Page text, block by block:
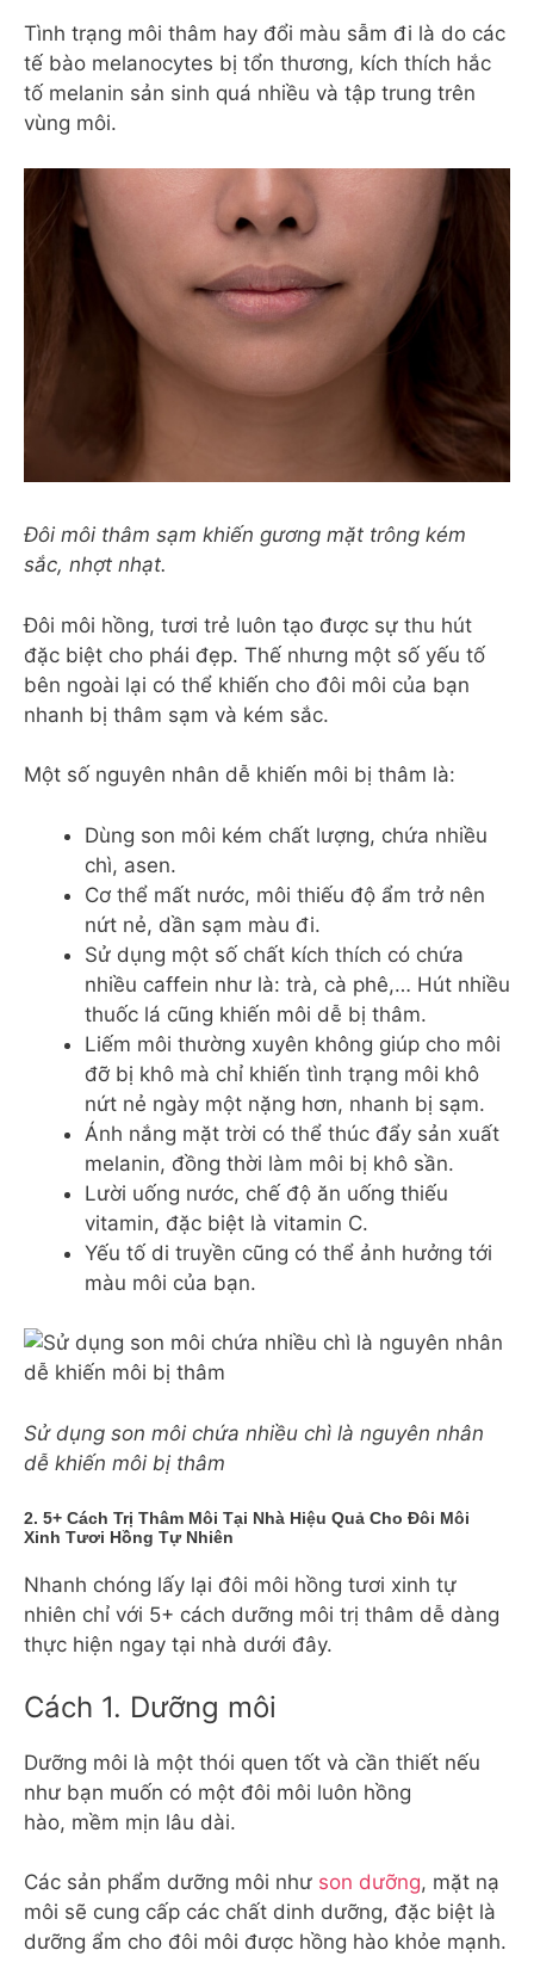
Tình trạng môi thâm hay đổi màu sẫm đi là do các
tế bào melanocytes bị tổn thương, kích thích hắc
tố melanin sản sinh quá nhiều và tập trung trên
vùng môi.
Đôi môi thâm sạm khiến gương mặt trông kém
sắc, nhợt nhạt.
Đôi môi hồng, tươi trẻ luôn tạo được sự thu hút
đặc biệt cho phái đẹp. Thế nhưng một số yếu tố
bên ngoài lại có thể khiến cho đôi môi của bạn
nhanh bị thâm sạm và kém sắc.
Một số nguyên nhân dễ khiến môi bị thâm là:
Dùng son môi kém chất lượng, chứa nhiều
chì, asen.
Cơ thể mất nước, môi thiếu độ ẩm trở nên
nứt nẻ, dần sạm màu đi.
Sử dụng một số chất kích thích có chứa
nhiều caffein như là: trà, cà phê,… Hút nhiều
thuốc lá cũng khiến môi dễ bị thâm.
Liếm môi thường xuyên không giúp cho môi
đỡ bị khô mà chỉ khiến tình trạng môi khô
nứt nẻ ngày một nặng hơn, nhanh bị sạm.
Ánh nắng mặt trời có thể thúc đẩy sản xuất
melanin, đồng thời làm môi bị khô sần.
Lười uống nước, chế độ ăn uống thiếu
vitamin, đặc biệt là vitamin C.
Yếu tố di truyền cũng có thể ảnh hưởng tới
màu môi của bạn.
Sử dụng son môi chứa nhiều chì là nguyên nhân
dễ khiến môi bị thâm
2. 5+ Cách Trị Thâm Môi Tại Nhà Hiệu Quả Cho Đôi Môi
Xinh Tươi Hồng Tự Nhiên
Nhanh chóng lấy lại đôi môi hồng tươi xinh tự
nhiên chỉ với 5+ cách dưỡng môi trị thâm dễ dàng
thực hiện ngay tại nhà dưới đây.
Cách 1. Dưỡng môi
Dưỡng môi là một thói quen tốt và cần thiết nếu
như bạn muốn có một đôi môi luôn hồng
hào, mềm mịn lâu dài.
Các sản phẩm dưỡng môi như son dưỡng, mặt nạ
môi sẽ cung cấp các chất dinh dưỡng, đặc biệt là
dưỡng ẩm cho đôi môi được hồng hào khỏe mạnh.